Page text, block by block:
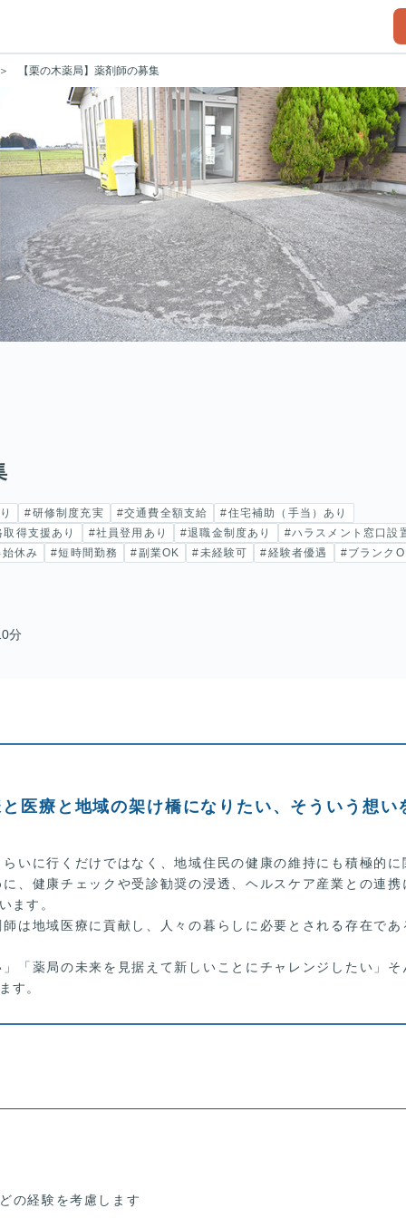
【栗の木薬局】薬剤師の募集
#研修制度充実 #交通費全額支給
#住宅補助（手当）あり
得支援あり #社員登用あり #退職金制度あり
#ハラスメント窓口設
休み #短時間勤務 #副業OK #未経験可 #経験者優遇
#ブランク
分
医療と地域の架け橋になりたい、そういう想い
いに行くだけではなく、地域住民の健康の維持にも積極的に
、健康チェックや受診勧奨の浸透、ヘルスケア産業との連携
ます。
は地域医療に貢献し、人々の暮らしに必要とされる存在であ
「薬局の未来を見据えて新しいことにチャレンジしたい」そ
す。
の経験を考慮します